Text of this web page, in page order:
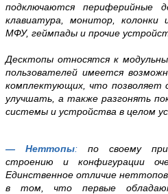
подключаются периферийные
клавиатура, монитор, колонки
МФУ, геймпады и прочие
Десктопы относятся к
пользователей имеется
комплектующих, что позволяет
улучшать, а также разгонять
системы и устройства в целом
— Неттопы: по своему
строению и конфигурации
Единственное отличие
в том, что первые